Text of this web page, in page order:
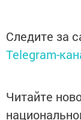
Следите за
Telegram-
Читайте